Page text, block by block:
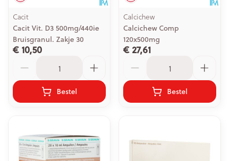
Cacit
Cacit Vit. D3 500mg/440ie
Bruisgranul. Zakje 30
€ 10,50
Bestel
Calcichew
Calcichew Comp
120x500mg
€ 27,61
Bestel